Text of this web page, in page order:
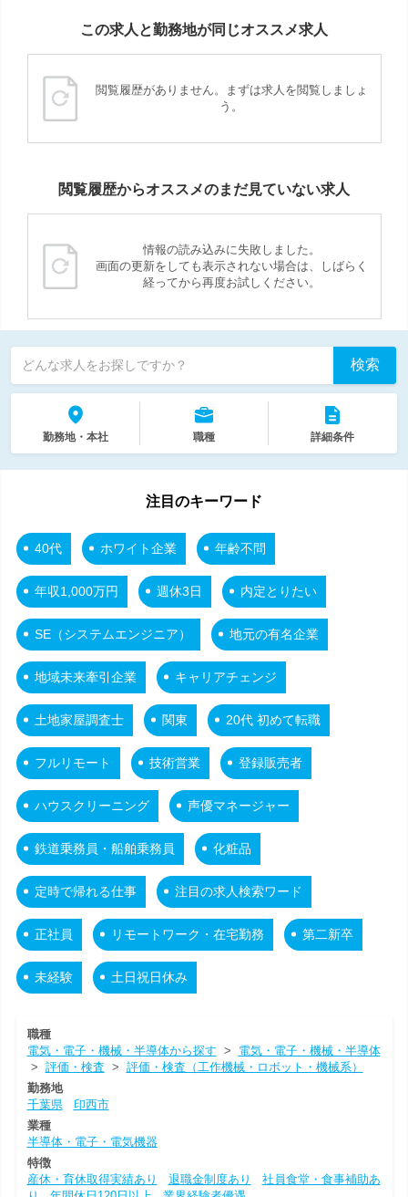
この求人と勤務地が同じオススメ求人
閲覧履歴がありません。まずは求人を閲覧しましょ
う。
閲覧履歴からオススメのまだ見ていない求人
情報の読み込みに失敗しました。
画面の更新をしても表示されない場合は、しばらく
経ってから再度お試しください。
どんな求人をお探しですか？ 検索
勤務地・本社 職種 詳細条件
注目のキーワード
40代 ホワイト企業 年齢不問
年収1,000万円 週休3日 内定とりたい
SE（システムエンジニア） 地元の有名企業
地域未来牽引企業 キャリアチェンジ
土地家屋調査士 関東 20代 初めて転職
フルリモート 技術営業 登録販売者
ハウスクリーニング 声優マネージャー
鉄道乗務員・船舶乗務員 化粧品
定時で帰れる仕事 注目の求人検索ワード
正社員 リモートワーク・在宅勤務 第二新卒
未経験 土日祝日休み
職種
電気・電子・機械・半導体から探す > 電気・電子・機械・半導体
> 評価・検査 > 評価・検査（工作機械・ロボット・機械系）
勤務地
千葉県
印西市
業種
半導体・電子・電気機器
特徴
産休・育休取得実績あり
退職金制度あり
社員食堂・食事補助あ